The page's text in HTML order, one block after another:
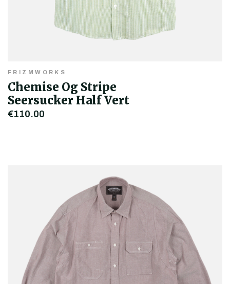
FRIZMWORKS
Chemise Og Stripe
Seersucker Half Vert
€110,00